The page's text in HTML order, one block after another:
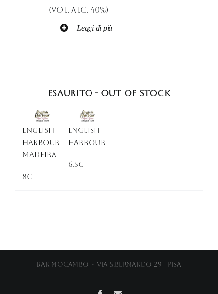
(Vol. Alc. 40%)
Leggi di più
Esaurito - Out of stock
ENGLISH
HARBOUR
MADEIRA
8€
English
Harbour
6.5€
Bar Mocambo ~ Via S.Bernardo 29 - Pisa